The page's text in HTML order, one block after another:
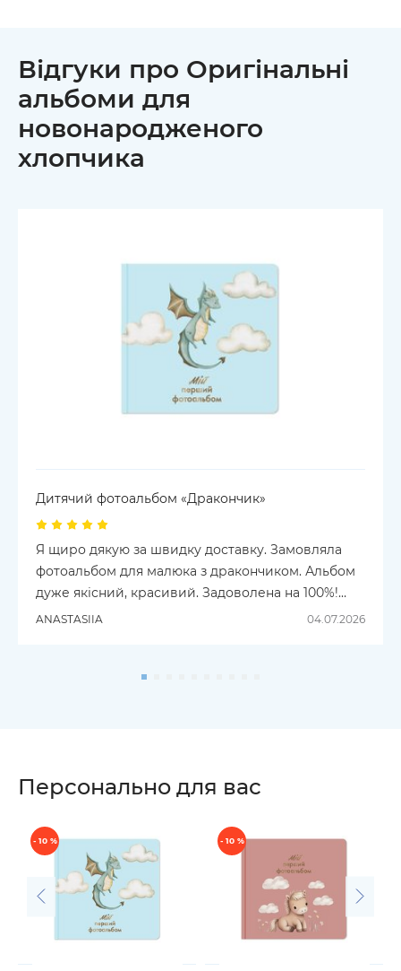
Відгуки про Оригінальні
альбоми для
новонародженого
хлопчика
Дитячий фотоальбом «Дракончик»
Я щиро дякую за швидку доставку. Замовляла
фотоальбом для малюка з дракончиком. Альбом
дуже якісний, красивий. Задоволена на 100%!
Рекомендую!
ANASTASIIA 04.07.2026
Персонально для вас
- 10 % - 10 %